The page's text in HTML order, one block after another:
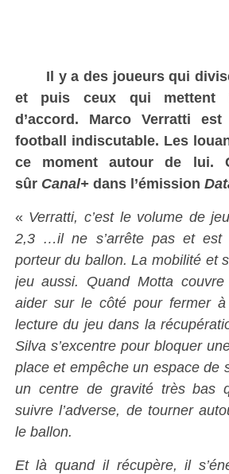
Il y a des joueurs qui
et puis ceux qui mettent
d’accord. Marco Verratti
football indiscutable. Les
ce moment autour de lui.
sûr Canal+ dans l’émission
« Verratti, c’est le volume de
2,3 …il ne s’arrête pas et est
porteur du ballon. La mobilité et
jeu aussi. Quand Motta
aider sur le côté pour fermer
lecture du jeu dans la
Silva s’excentre pour bloquer
place et empêche un espace de
un centre de gravité très bas
suivre l’adverse, de tourner
le ballon.
Et là quand il récupère, il